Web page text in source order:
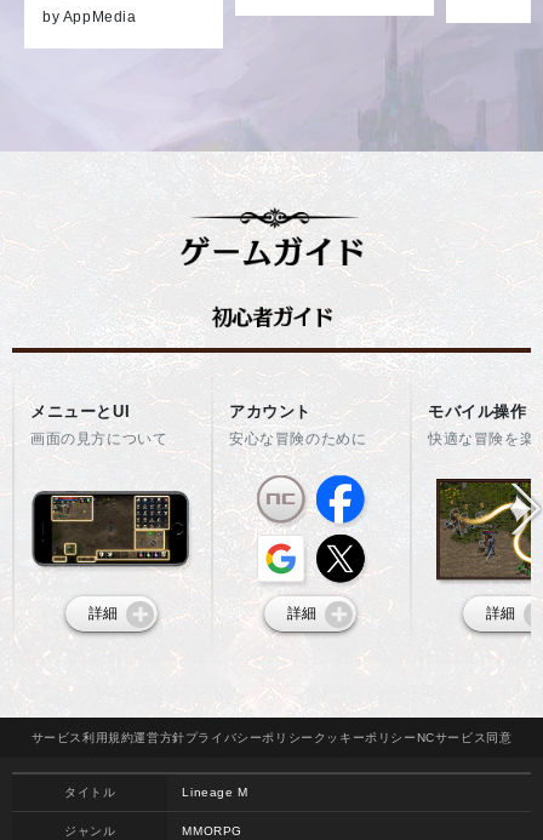
by AppMedia
メニューとUI
画面の見方について
詳細
アカウント
安心な冒険のために
詳細
モバイル操作
快適な冒険を楽
詳細
サービス 利用規約運営方針プライバシーポリシー クッキーポリシーNCサービス 同意
タイトル Lineage M
ジャンル MMORPG